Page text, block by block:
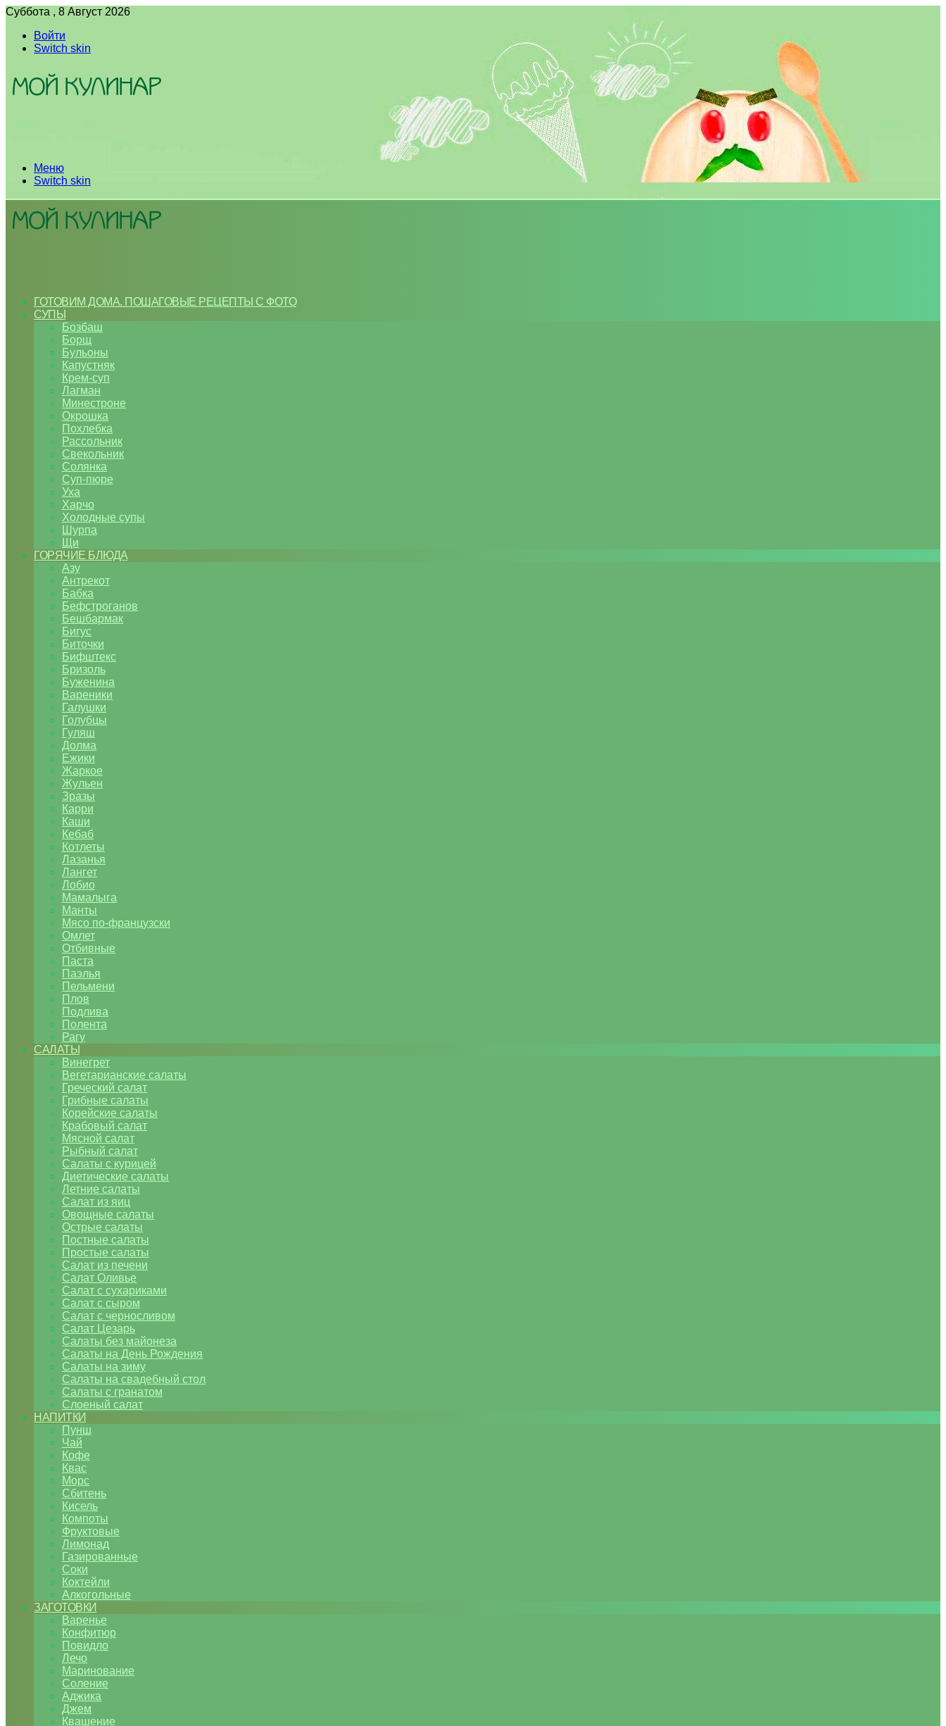
Суббота , 8 Август 2026
Войти
Switch skin
Меню
Switch skin
ГОТОВИМ ДОМА. ПОШАГОВЫЕ РЕЦЕПТЫ С ФОТО
СУПЫ
Бозбаш
Борщ
Бульоны
Капустняк
Крем-суп
Лагман
Минестроне
Окрошка
Похлебка
Рассольник
Свекольник
Солянка
Суп-пюре
Уха
Харчо
Холодные супы
Шурпа
Щи
ГОРЯЧИЕ БЛЮДА
Азу
Антрекот
Бабка
Бефстроганов
Бешбармак
Бигус
Биточки
Бифштекс
Бризоль
Буженина
Вареники
Галушки
Голубцы
Гуляш
Долма
Ежики
Жаркое
Жульен
Зразы
Карри
Каши
Кебаб
Котлеты
Лазанья
Лангет
Лобио
Мамалыга
Манты
Мясо по-французски
Омлет
Отбивные
Паста
Паэлья
Пельмени
Плов
Подлива
Полента
Рагу
САЛАТЫ
Винегрет
Вегетарианские салаты
Греческий салат
Грибные салаты
Корейские салаты
Крабовый салат
Мясной салат
Рыбный салат
Салаты с курицей
Диетические салаты
Летние салаты
Салат из яиц
Овощные салаты
Острые салаты
Постные салаты
Простые салаты
Салат из печени
Салат Оливье
Салат с сухариками
Салат с сыром
Салат с черносливом
Салат Цезарь
Салаты без майонеза
Салаты на День Рождения
Салаты на зиму
Салаты на свадебный стол
Салаты с гранатом
Слоеный салат
НАПИТКИ
Пунш
Чай
Кофе
Квас
Морс
Сбитень
Кисель
Компоты
Фруктовые
Лимонад
Газированные
Соки
Коктейли
Алкогольные
ЗАГОТОВКИ
Варенье
Конфитюр
Повидло
Лечо
Маринование
Соление
Аджика
Джем
Квашение